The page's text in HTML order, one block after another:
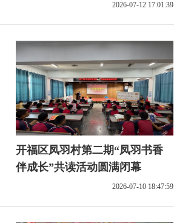
2026-07-12 17:01:39
开福区凤羽村第二期“凤羽书香
伴成长”共读活动圆满闭幕
2026-07-10 18:47:59